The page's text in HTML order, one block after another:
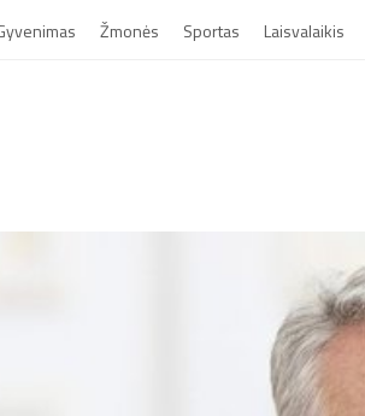
Žmonės Sportas Laisvalaikis